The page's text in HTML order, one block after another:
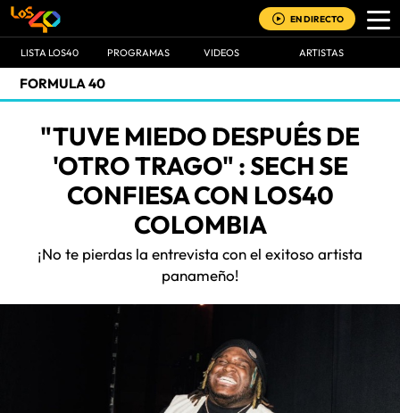
EN DIRECTO
LISTA LOS40 PROGRAMAS VIDEOS ARTISTAS
FORMULA 40
"TUVE MIEDO DESPUÉS DE
'OTRO TRAGO" : SECH SE
CONFIESA CON LOS40
COLOMBIA
¡No te pierdas la entrevista con el exitoso artista
panameño!